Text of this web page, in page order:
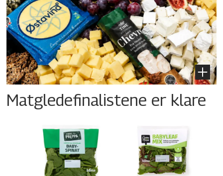
Matgledefinalistene er klare